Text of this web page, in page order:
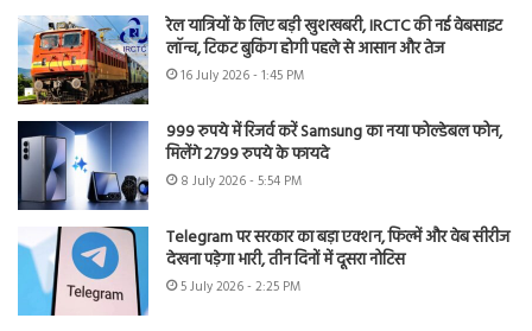
रेल यात्रियों के लिए बड़ी खुशखबरी, IRCTC की नई वेबसाइट
लॉन्च, टिकट बुकिंग होगी पहले से आसान और तेज
16 July 2026 - 1:45 PM
999 रुपये में रिजर्व करें Samsung का नया फोल्डेबल फोन,
मिलेंगे 2799 रुपये के फायदे
8 July 2026 - 5:54 PM
Telegram पर सरकार का बड़ा एक्शन, फिल्में और वेब सीरीज
देखना पड़ेगा भारी, तीन दिनों में दूसरा नोटिस
5 July 2026 - 2:25 PM